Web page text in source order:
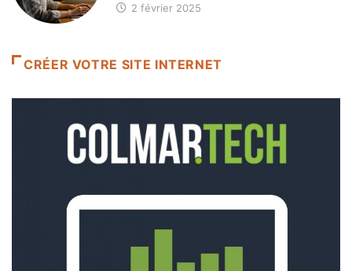
2 février 2025
CRÉER VOTRE SITE INTERNET